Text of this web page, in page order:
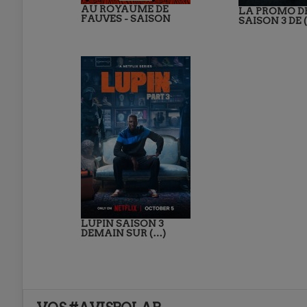
AU ROYAUME DE
FAUVES - SAISON
LA PROMO
SAISON 3 DE
LUPIN SAISON 3
DEMAIN SUR (…)